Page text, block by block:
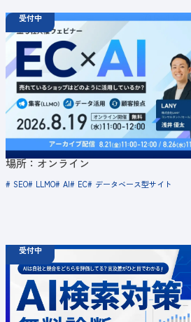
受付中
ウェビナー 08.19
【無料セミナー】EC × AI 売れてい
のように活用しているか？ 「集客
ータ活用」「顧客接点」
定員数：500名
金額：無料
場所：オンライン
SEO LLMO AI EC データベース型サイト
受付中
診断
ChatGPT広告の最新動向・AI検索対
料相談受付中